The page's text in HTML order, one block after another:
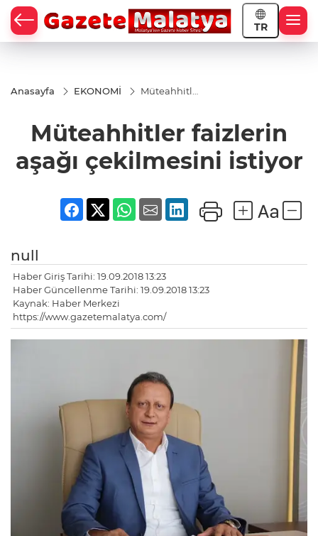
TR
Anasayfa EKONOMİ
Müteahhitler
çekilmesini
istiyor
Müteahhitler faizlerin
aşağı çekilmesini istiyor
null
Haber Giriş Tarihi: 19.09.2018 13:23
Haber Güncellenme Tarihi: 19.09.2018 13:23
Kaynak: Haber Merkezi
https://www.gazetemalatya.com/